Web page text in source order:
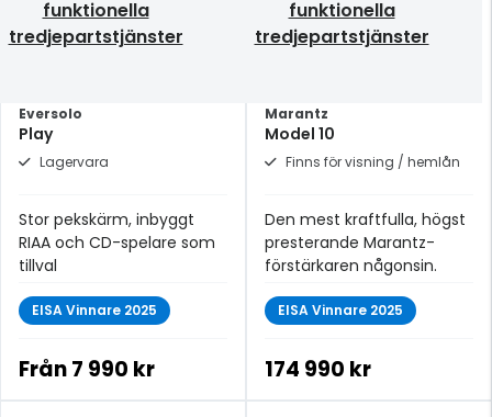
funktionella
tredjepartstjänster
Eversolo
Play
Lagervara
Stor pekskärm, inbyggt
RIAA och CD-spelare som
tillval
EISA Vinnare 2025
Från7 990 kr
funktionella
tredjepartstjänster
Marantz
Model 10
Finns för visning / hemlån
Den mest kraftfulla, högst
presterande Marantz-
förstärkaren någonsin.
EISA Vinnare 2025
174 990 kr